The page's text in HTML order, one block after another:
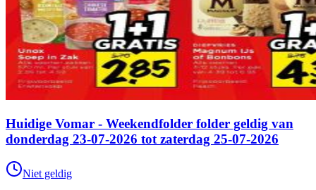
Huidige Vomar - Weekendfolder folder geldig van
donderdag 23-07-2026 tot zaterdag 25-07-2026
Niet geldig